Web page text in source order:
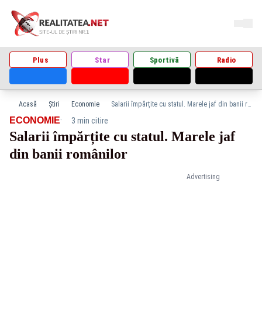
Plus Star Sportivă Radio
Acasă Știri Economie Salarii împărțite cu statul. Marele jaf din banii românilor
Advertising
ECONOMIE· 3 min citire
Salarii împărțite cu statul. Marele jaf
din banii românilor